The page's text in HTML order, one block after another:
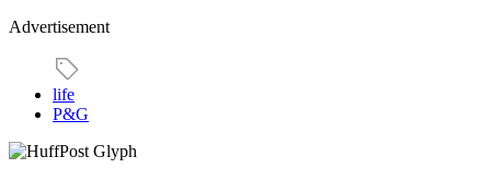
Advertisement
life
P&G